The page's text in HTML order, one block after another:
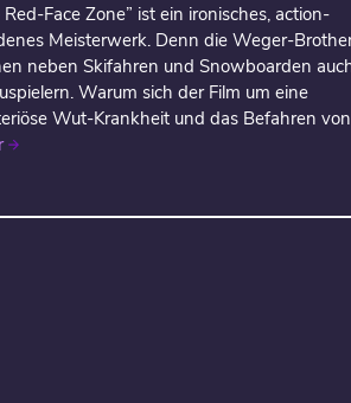
Red-Face Zone” ist ein ironisches, action-
Meisterwerk. Denn die Weger-
neben Skifahren und Snowboarden
Warum sich der Film um eine
Wut-Krankheit und das Befahren